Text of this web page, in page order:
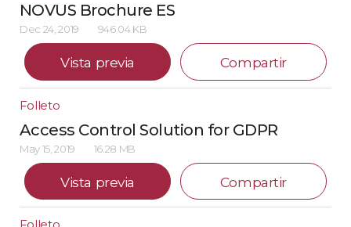
NOVUS Brochure ES
Dec 24, 2019 946.04 KB
Vista previa Compartir
Folleto
Access Control Solution for GDPR
May 15, 2019 16.28 MB
Vista previa Compartir